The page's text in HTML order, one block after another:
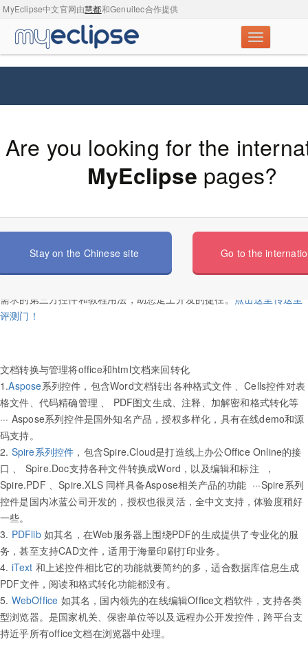
Are you looking for the
MyEclipse pages?
Stay on the Chinese site Go to the
MyEclipse中文官网由慧都和Genuitec合作提供
推荐Java开发者的8大类控件和工具实
现敏捷开发
需求的第三方控件和教程用法，助您走上开发的捷径。 点击这里传送至
评测门！
文档转换与管理将office和html文档来回转化
1.Aspose系列控件，包含Word文档转出各种格式文件 、Cells控件对表
格文件、代码精确管理 、 PDF图文生成、注释、加解密和格式转化等
··· Aspose系列控件是国外知名产品，授权多样化，具有在线demo和源
码支持。
2. Spire系列控件 ，包含Spire.Cloud是打造线上办公Office Online的接
口 、 Spire.Doc支持各种文件转换成Word，以及编辑和标注 ，
Spire.PDF 、Spire.XLS 同样具备Aspose相关产品的功能 ···Spire系列
控件是国内冰蓝公司开发的，授权也很灵活，全中文支持，体验度稍好
一些。
3. PDFlib如其名，在Web服务器上围绕PDF的生成提供了专业化的服
务，甚至支持CAD文件，适用于海量印刷打印业务。
4. iText 和上述控件相比它的功能就要简约的多，适合数据库信息生成
PDF文件，阅读和格式转化功能都没有。
5. WebOffice 如其名，国内领先的在线编辑Office文档软件，支持各类
型浏览器。是国家机关、保密单位等以及远程办公开发控件，跨平台支
持近乎所有office文档在浏览器中处理。